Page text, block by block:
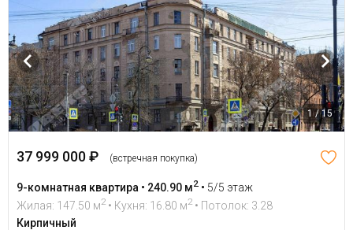
1 / 15
37 999 000 ₽ (встречная покупка)
9-комнатная квартира • 240.90 м2 • 5/5 этаж
Жилая: 147.50 м2 • Кухня: 16.80 м2 • Потолок: 3.28
Кирпичный